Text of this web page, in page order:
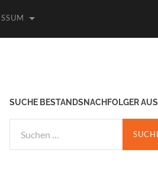
SUCHE BESTANDSNACHFOLGER AUS
nach: